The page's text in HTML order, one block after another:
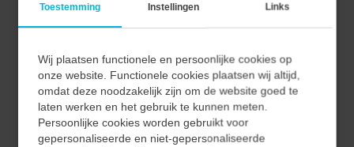
TEAM & CULTUUR
Toestemming Instellingen Links
Wij plaatsen functionele en persoonlijke cookies op
onze website. Functionele cookies plaatsen wij altijd,
omdat deze noodzakelijk zijn om de website goed te
laten werken en het gebruik te kunnen meten.
Persoonlijke cookies worden gebruikt voor
gepersonaliseerde en niet-gepersonaliseerde